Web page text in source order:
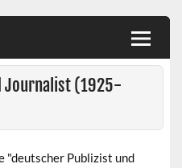
Journalist (1925-
"deutscher Publizist und